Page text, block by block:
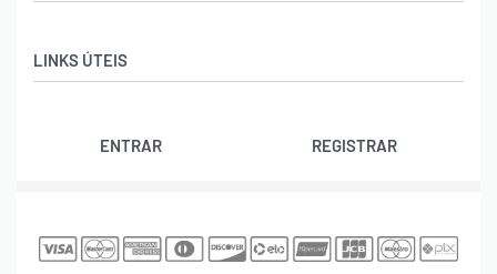
Bolas
Vestuário
LINKS ÚTEIS
Trocas e Devoluções
Termos e Condições
ENTRAR REGISTRAR